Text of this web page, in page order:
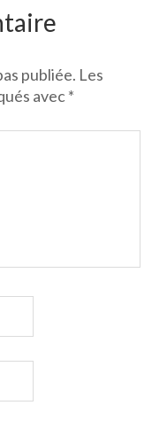
publiée. Les
avec*